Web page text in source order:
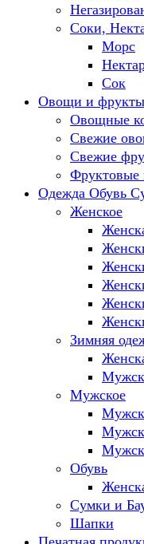
Соки,
Морс
Сок
Овощи и фрукты
Овощные
Свежие
Свежие
Фруктовые
Одежда Обувь
Женское
Зимняя
Мужское
Обувь
Сумки и
Шапки